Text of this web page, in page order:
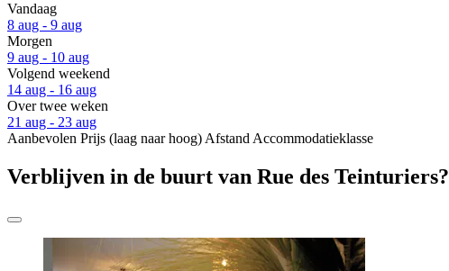
Vandaag
8 aug - 9 aug
Morgen
9 aug - 10 aug
Volgend weekend
14 aug - 16 aug
Over twee weken
21 aug - 23 aug
Aanbevolen Prijs (laag naar hoog) Afstand Accommodatieklasse
Verblijven in de buurt van Rue des Teinturiers?